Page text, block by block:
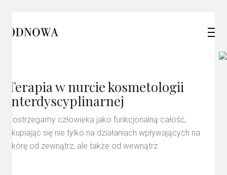
Terapia w nurcie kosmetologii
interdyscyplinarnej
Postrzegamy człowieka jako funkcjonalną całość,
skupiając się nie tylko na działaniach wpływających na
skórę od zewnątrz, ale także od wewnątrz.